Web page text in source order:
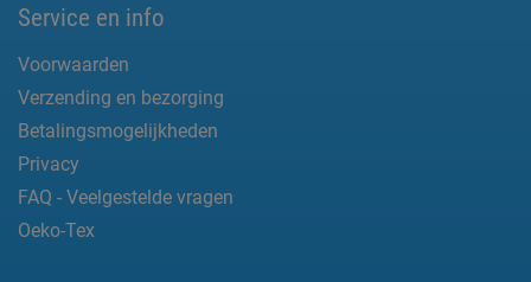
Service en info
Voorwaarden
Verzending en bezorging
Betalingsmogelijkheden
Privacy
FAQ - Veelgestelde vragen
Oeko-Tex